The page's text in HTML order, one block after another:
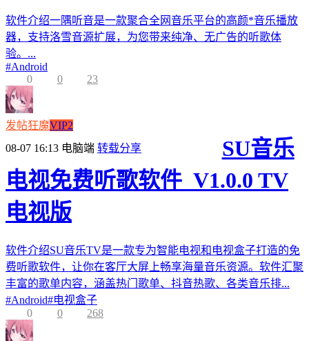
软件介绍一隅听音是一款聚合全网音乐平台的高颜*音乐播放
器，支持洛雪音源扩展，为您带来纯净、无广告的听歌体
验。...
#Android
0
0 23
发帖狂魔VIP2
08-07 16:13 电脑端 转载分享
SU音乐
电视免费听歌软件_V1.0.0 TV
电视版
软件介绍SU音乐TV是一款专为智能电视和电视盒子打造的免
费听歌软件，让你在客厅大屏上畅享海量音乐资源。软件汇聚
丰富的歌单内容，涵盖热门歌单、抖音热歌、各类音乐排...
#Android#电视盒子
0
0 268